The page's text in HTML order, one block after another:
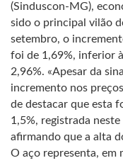
(Sinduscon-MG),
sido o principal vilão
setembro, o
foi de 1,69%, inferior
2,96%. «Apesar da
incremento nos
de destacar que esta
1,5%, registrada
afirmando que a alta
O aço representa, em